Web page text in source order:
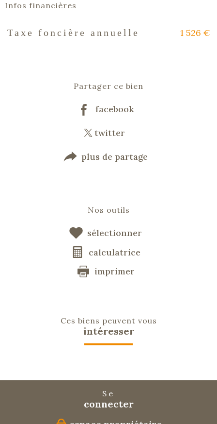
Infos financières
Caractéristiques Valeurs
Taxe foncière annuelle 1 526 €
Partager ce bien
facebook
twitter
plus de partage
Nos outils
sélectionner
calculatrice
imprimer
Ces biens peuvent vous
intéresser
Se
connecter